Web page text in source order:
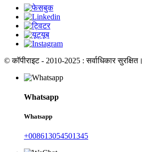
© कॉपीराइट - 2010-2025 : सर्वाधिकार सुरक्षित।
Whatsapp
Whatsapp
+008613054501345